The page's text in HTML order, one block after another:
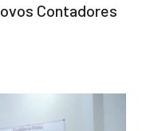
Contadores